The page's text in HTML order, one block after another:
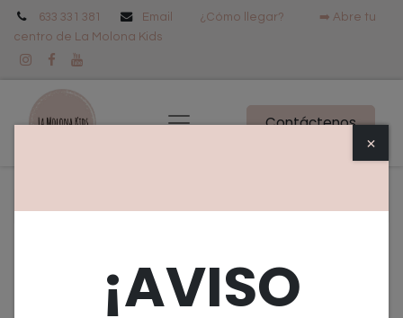
633 331 381 Email ¿Cómo llegar? ➡️Abre tu
centro de La Molona Kids
Contáctenos
×
¡AVISO